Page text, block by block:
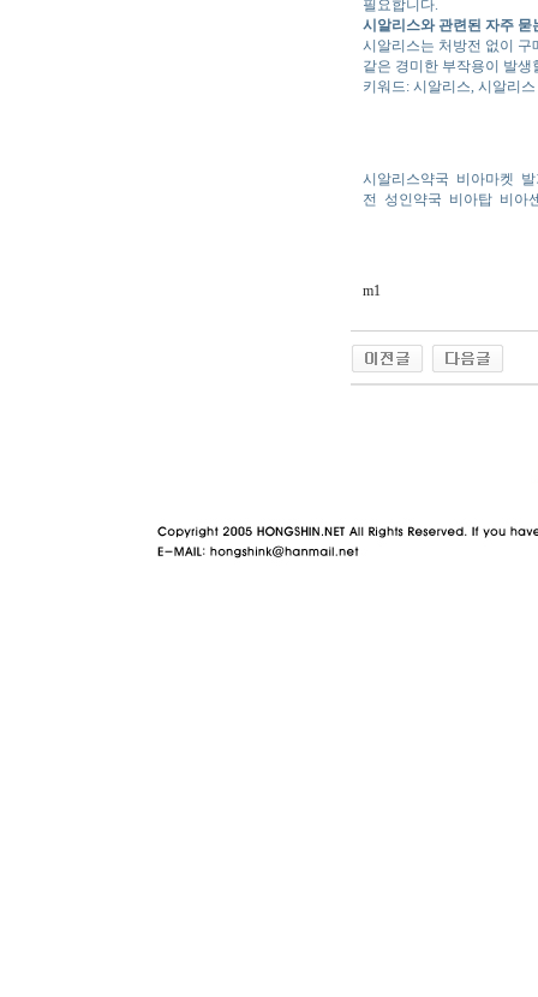
필요합니다.
시알리스와 관련된 자주 묻
시알리스는 처방전 없이 구
같은 경미한 부작용이 발
키워드: 시알리스, 시알리
시알리스약국 비아마켓
전
성인약국 비아탑 비아
m1